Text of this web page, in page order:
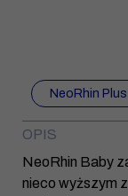
NeoRhin Plus
OPIS
NeoRhin Baby
nieco wyższym